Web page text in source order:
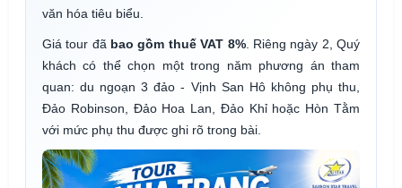
văn hóa tiêu biểu.
Giá tour đã bao gồm thuế VAT 8%. Riêng ngày 2, Quý
khách có thể chọn một trong năm phương án tham
quan: du ngoạn 3 đảo - Vịnh San Hô không phụ thu,
Đảo Robinson, Đảo Hoa Lan, Đảo Khỉ hoặc Hòn Tằm
với mức phụ thu được ghi rõ trong bài.